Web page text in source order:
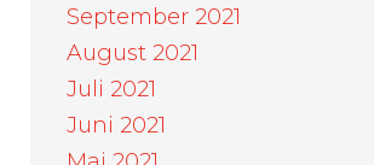
September 2021
August 2021
Juli 2021
Juni 2021